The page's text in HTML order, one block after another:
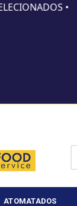
•
ATOMATADOS